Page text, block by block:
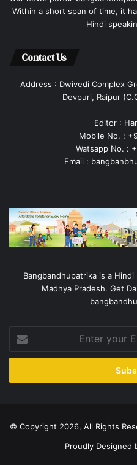
Within a short span of time, it
Hindi
Contact Us
Address : Dwivedi Complex
Devpuri, Raipur
Editor :
Mobile No. :
Watsapp No. :
Email :
Bangbandhupatrika is a
Madhya Pradesh. Get
your
Email
© Copyright 2026, All Rights
Proudly Designed